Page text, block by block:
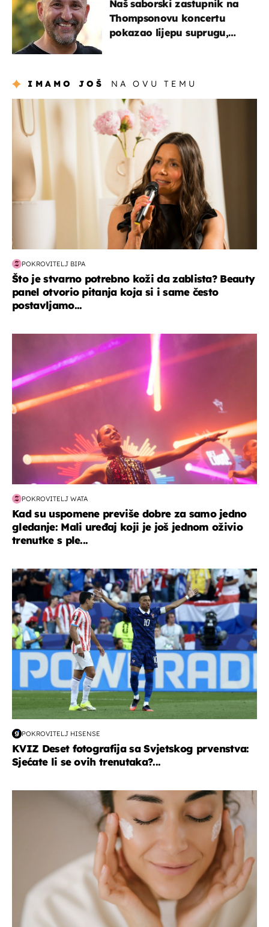
Naš saborski zastupnik na
Thompsonovu koncertu
pokazao lijepu suprugu,
IMAMO JOŠ NA OVU TEMU
moda & ljepota
POKROVITELJ BIPA
Što je stvarno potrebno koži da zablista? Beauty
panel otvorio pitanja koja si i same često
postavljamo...
POKROVITELJ WATA
Kad su uspomene previše dobre za samo jedno
gledanje: Mali uređaj koji je još jednom oživio
trenutke s ple...
svjetsko prvenstvo 2026
POKROVITELJ HISENSE
KVIZ Deset fotografija sa Svjetskog prvenstva:
Sjećate li se ovih trenutaka?...
moda & ljepota